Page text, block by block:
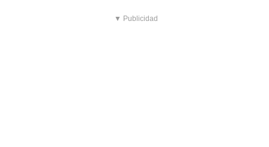
▼ Publicidad